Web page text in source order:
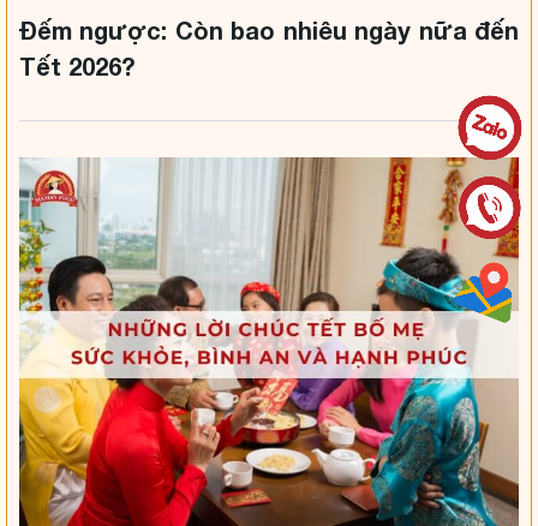
Đếm ngược: Còn bao nhiêu ngày nữa đến
Tết 2026?